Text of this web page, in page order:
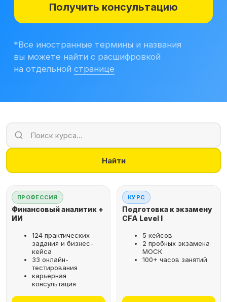
Найти
ПРОФЕССИЯ
Финансовый аналитик +
ИИ
124 практических
задания и бизнес-
кейса
33 онлайн-
тестирования
карьерная
консультация
КУРС
Подготовка к экзамену
CFA Level I
5 кейсов
2 пробных экзамена
МОСК
100+ часов занятий